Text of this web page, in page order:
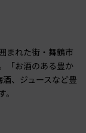
まれた街・舞鶴市
「お酒のある豊か
、ジュースなど豊